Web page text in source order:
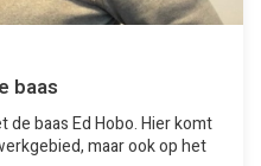
baas
de baas Ed Hobo. Hier komt
maar ook op het